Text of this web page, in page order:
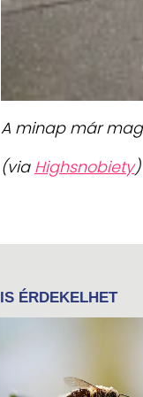
A minap már
(via Highsnobiety)